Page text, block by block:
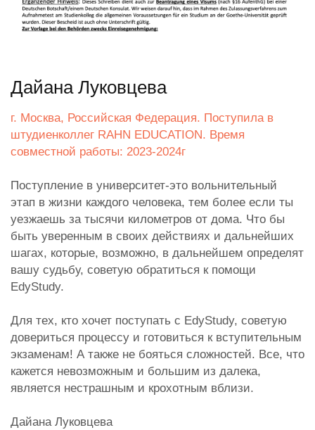
Дайана Луковцева
г. Москва, Российская Федерация. Поступила в
штудиенколлег RAHN EDUCATION. Время
совместной работы: 2023-2024г
Поступление в университет-это вольнительный
этап в жизни каждого человека, тем более если ты
уезжаешь за тысячи километров от дома. Что бы
быть уверенным в своих действиях и дальнейших
шагах, которые, возможно, в дальнейшем определят
вашу судьбу, советую обратиться к помощи
EdyStudy.
Для тех, кто хочет поступать с EdyStudy, советую
довериться процессу и готовиться к вступительным
экзаменам! А также не бояться сложностей. Все, что
кажется невозможным и большим из далека,
является нестрашным и крохотным вблизи.
Дайана Луковцева